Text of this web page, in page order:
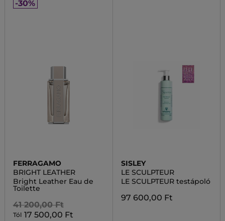
-30%
FERRAGAMO
BRIGHT LEATHER
Bright Leather Eau de
Toilette
41 200,00 Ft
Tól 17 500,00 Ft
SISLEY
LE SCULPTEUR
LE SCULPTEUR testápoló
97 600,00 Ft